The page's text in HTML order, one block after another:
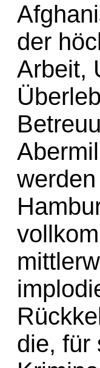
der
Arbeit,
die, für